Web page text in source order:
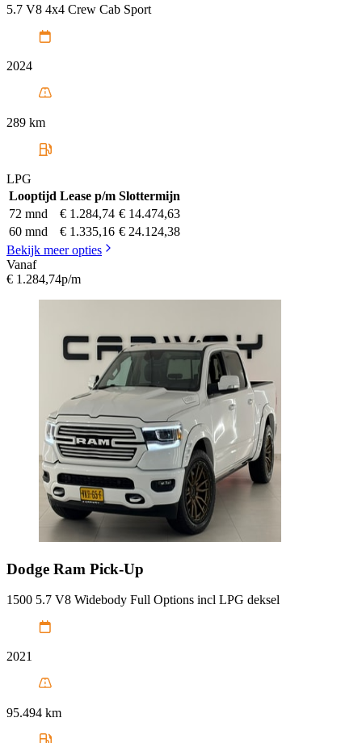
5.7 V8 4x4 Crew Cab Sport
2024
289 km
LPG
Looptijd Lease p/m Slottermijn
72 mnd
€ 1.284,74 € 14.474,63
60 mnd
€ 1.335,16 € 24.124,38
Bekijk meer opties
Vanaf
€ 1.284,74p/m
Dodge Ram Pick-Up
1500 5.7 V8 Widebody Full Options incl LPG deksel
2021
95.494 km